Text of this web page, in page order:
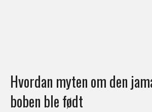
Hvordan myten om den
boben ble født